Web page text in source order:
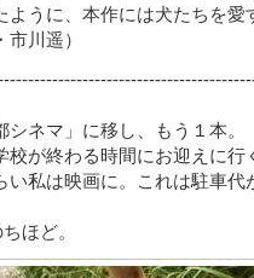
ように、本作には犬たちを
川遥）
ネマ」に移し、もう１本。
が終わる時間にお迎えに行
い私は映画に。これは駐車代
ほど。